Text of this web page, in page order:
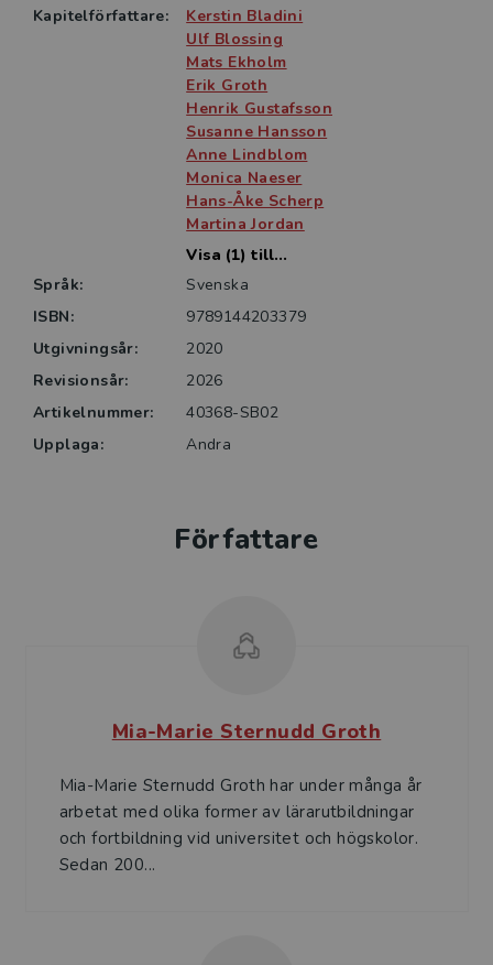
förbättringsområden. Totalt presenteras tio olika
samtalsmodeller.
Boken vänder sig till personer med lednings- och
utvecklingsuppdrag i förskola och skola. Den kan även
fungera som litteratur på rektors­utbildningen samt på
Kapitelförfattare:
Kerstin Bladini
Ulf Blossing
Mats Ekholm
Erik Groth
Henrik Gustafsson
Susanne Hansson
Anne Lindblom
Monica Naeser
Hans-Åke Scherp
Martina Jordan
Visa (1) till...
Språk:
Svenska
ISBN:
9789144203379
Utgivningsår:
2020
Revisionsår:
2026
Artikelnummer:
40368-SB02
Upplaga:
Andra
Författare
Mia-Marie Sternudd Groth
Mia-Marie Sternudd Groth har under många år
arbetat med olika former av lärarutbildningar
och fortbildning vid universitet och högskolor.
Sedan 200...